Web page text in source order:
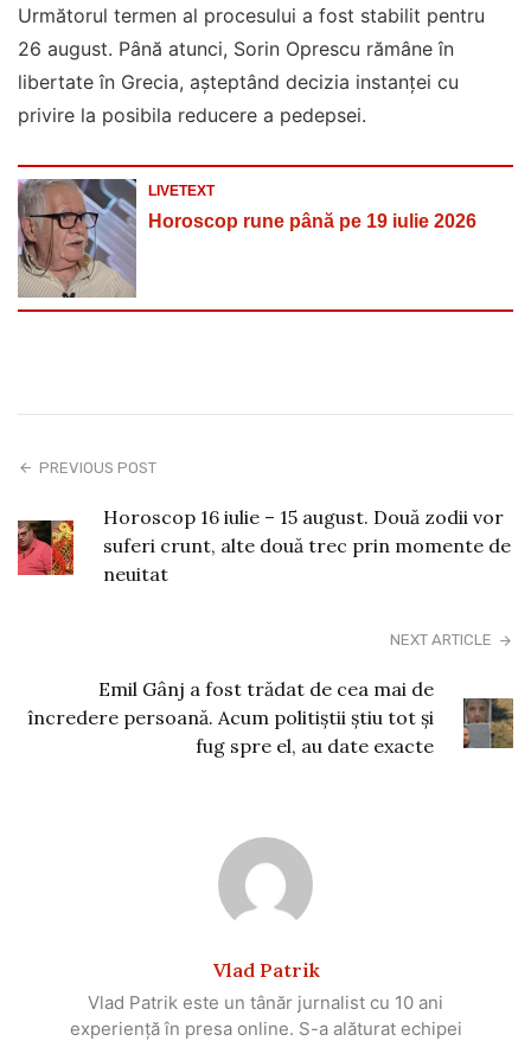
Următorul termen al procesului a fost stabilit pentru
26 august. Până atunci, Sorin Oprescu rămâne în
libertate în Grecia, așteptând decizia instanței cu
privire la posibila reducere a pedepsei.
LIVETEXT
Horoscop rune până pe 19 iulie 2026
PREVIOUS POST
Horoscop 16 iulie – 15 august. Două zodii vor
suferi crunt, alte două trec prin momente de
neuitat
NEXT ARTICLE
Emil Gânj a fost trădat de cea mai de
încredere persoană. Acum politiștii știu tot și
fug spre el, au date exacte
Vlad Patrik
Vlad Patrik este un tânăr jurnalist cu 10 ani
experiență în presa online. S-a alăturat echipei